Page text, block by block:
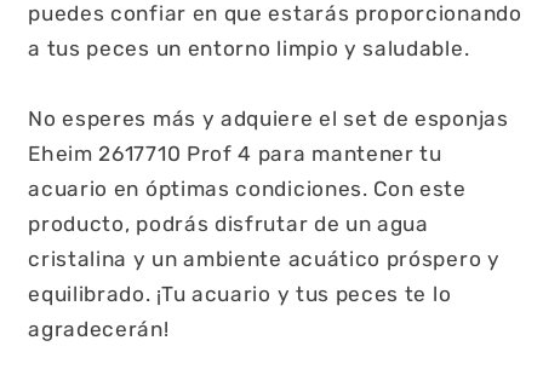
puedes confiar en que estarás proporcionando
a tus peces un entorno limpio y saludable.
No esperes más y adquiere el set de esponjas
Eheim 2617710 Prof 4 para mantener tu
acuario en óptimas condiciones. Con este
producto, podrás disfrutar de un agua
cristalina y un ambiente acuático próspero y
equilibrado. ¡Tu acuario y tus peces te lo
agradecerán!